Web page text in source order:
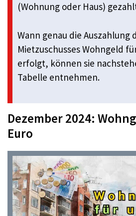
(Wohnung oder Haus)
Wann genau die Auszahlung
Mietzuschusses Wohngeld
erfolgt, können sie
Tabelle entnehmen.
Dezember 2024:
Euro